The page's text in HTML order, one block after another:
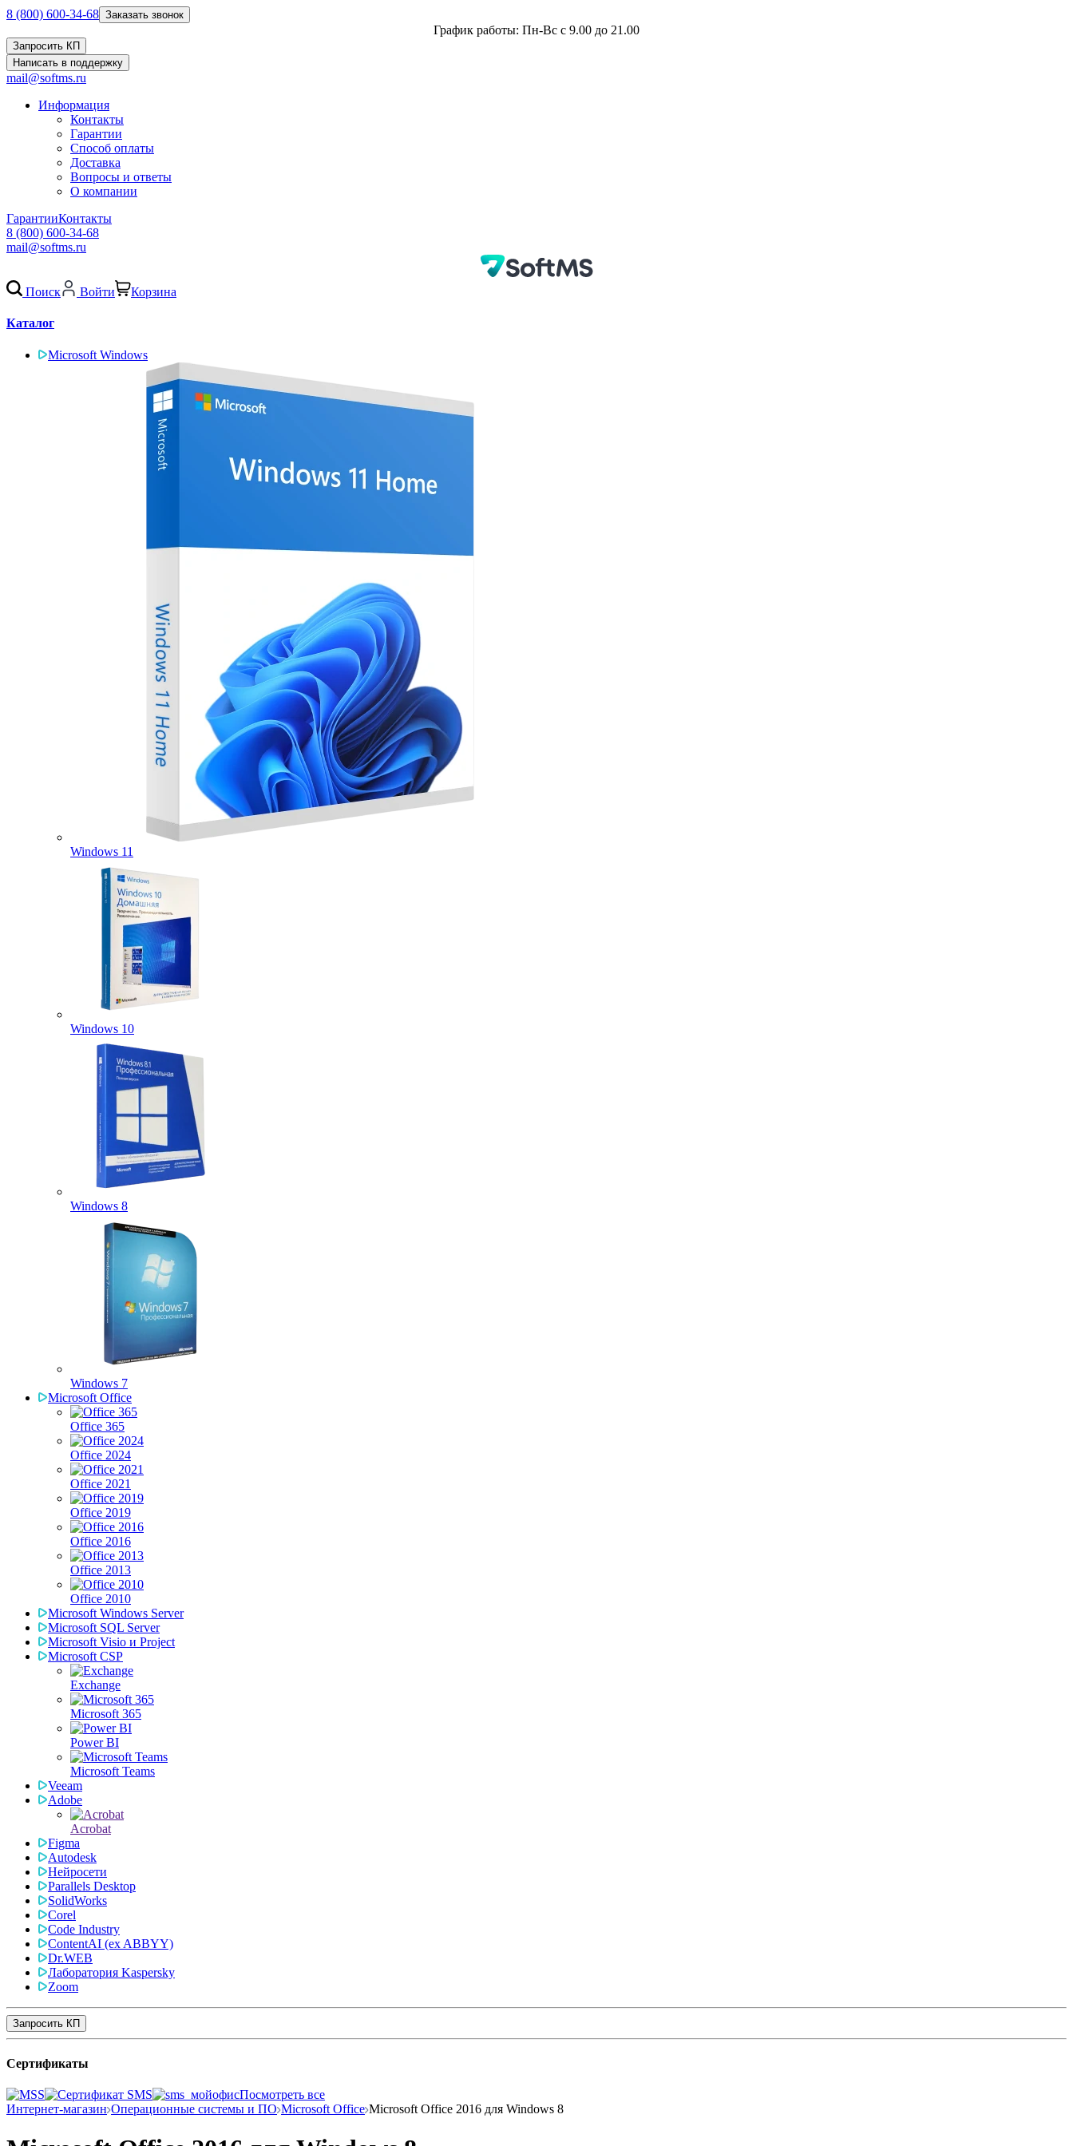
8 (800) 600-34-68 Заказать звонок
График работы: Пн-Вс с 9.00 до 21.00
Запросить КП
Написать в поддержку
mail@softms.ru
Информация
Контакты
Гарантии
Способ оплаты
Доставка
Вопросы и ответы
О компании
ГарантииКонтакты
8 (800) 600-34-68
mail@softms.ru
Поиск Войти Корзина
Каталог
Microsoft Windows
Windows 11
Windows 10
Windows 8
Windows 7
Microsoft Office
Office 365
Office 2024
Office 2021
Office 2019
Office 2016
Office 2013
Office 2010
Microsoft Windows Server
Microsoft SQL Server
Microsoft Visio и Project
Microsoft CSP
Exchange
Microsoft 365
Power BI
Microsoft Teams
Veeam
Adobe
Acrobat
Figma
Autodesk
Нейросети
Parallels Desktop
SolidWorks
Corel
Code Industry
ContentAI (ex ABBYY)
Dr.WEB
Лаборатория Kaspersky
Zoom
Запросить КП
Сертификаты
Посмотреть все
Интернет-магазин Операционные системы и ПО Microsoft Office Microsoft Office 2016 для Windows 8